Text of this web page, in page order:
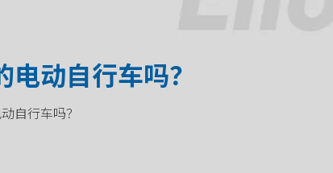
动自行车吗？
自行车吗？